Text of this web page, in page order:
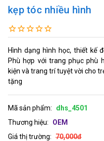
kẹp tóc nhiều hình
Hình dạng hình học, thiết kế
Phù hợp với trang phục phù
kiện và trang trí tuyệt vời cho
tặng
Mã sản phẩm:
dhs_4501
Thương hiệu:
OEM
Giá thị trường: 70,000đ